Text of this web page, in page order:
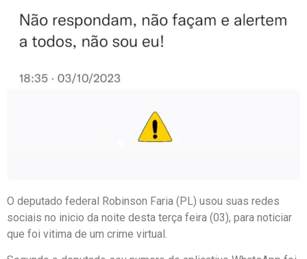
O deputado federal Robinson Faria (PL) usou suas redes
sociais no inicio da noite desta terça feira (03), para noticiar
que foi vitima de um crime virtual.